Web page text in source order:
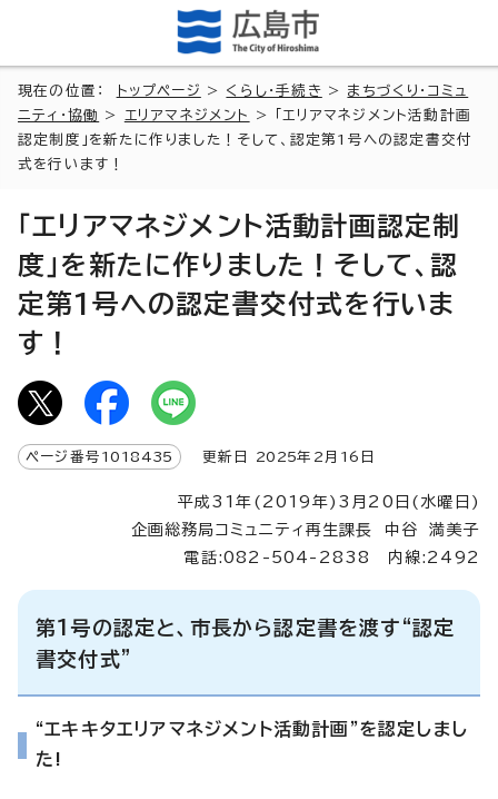
現在の位置： トップページ > くらし・手続き > まちづくり・コミュ
ニティ・協働
> エリアマネジメント
> 「エリアマネジメント活動計画
認定制度」を新たに作りました！そして、認定第1号への認定書交付
式を行います！
「エリアマネジメント活動計画認定制
度」を新たに作りました！そして、認
定第1号への認定書交付式を行いま
す！
ページ番号 1018435 更新日 2025年2月 16 日
平成31年(2019年)3月20日(水曜日)
企画総務局コミュニティ再生課長 中谷 満美子
電話:082-504-2838 内線:2492
第1号の認定と、市長から認定書を渡す“認定
書交付式”
“エキキタエリアマネジメント活動計画”を認定しまし
た!